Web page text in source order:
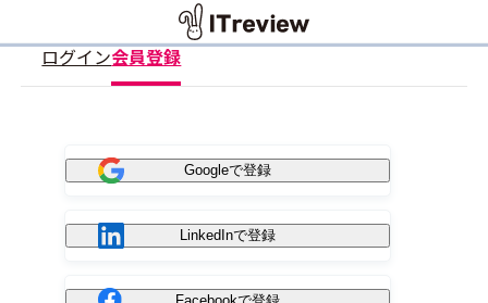
ログイン会員登録
Googleで登録
LinkedInで登録